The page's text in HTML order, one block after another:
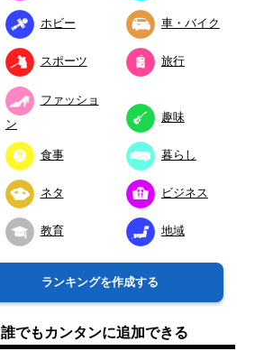
ホビー 車・バイク
スポーツ 旅行
ファッショ
ン
趣味
食事 暮らし
ネタ ビジネス
教育 地域
ランキングを作成する
誰でもカンタンに追加できる